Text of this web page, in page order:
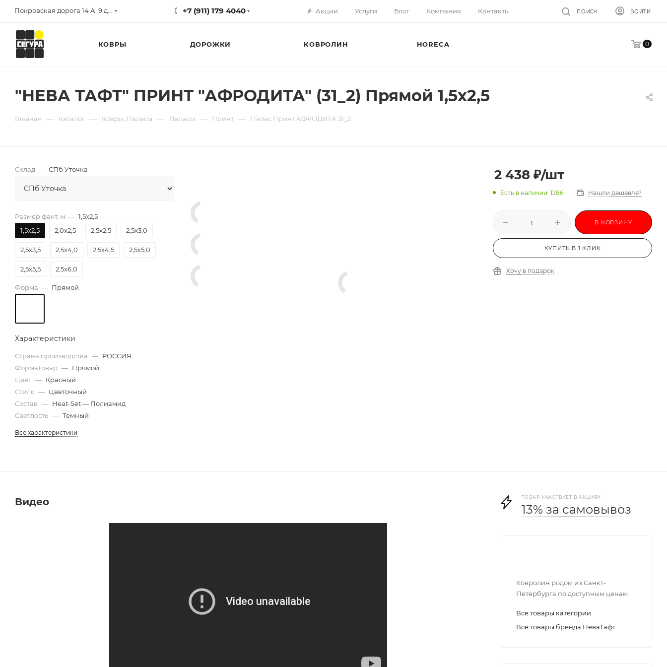
+7 (911) 179 4040 Акции Услуги Блог Компания Контакты ВОЙТИ
ПОИСК
0
КОВРЫ ДОРОЖКИ КОВРОЛИН HORECA
"НЕВА ТАФТ" ПРИНТ "АФРОДИТА" (31_2) Прямой 1,5x2,5
Главная — Каталог — Ковры, Паласы — Паласы — Принт — Палас Принт АФРОДИТА 31_2
Склад — СПб Уточка
Размер факт, м — 1,5х2,5
1,5х2,5
2,0х2,5 2,5х2,5 2,5х3,0
2,5х3,5 2,5х4,0 2,5х4,5 2,5х5,0
2,5х5,5 2,5х6,0
Форма — Прямой
Характеристики
Страна производства — РОССИЯ
ФормаТовар — Прямой
Цвет — Красный
Стиль — Цветочный
Состав — Heat-Set — Полиамид
Светлость — Темный
Все характеристики
2 438 ₽/шт
Есть в наличии: 1286 Нашли дешевле?
В КОРЗИНУ
КУПИТЬ В 1 КЛИК
Хочу в подарок
Видео ТОВАР УЧАСТВУЕТ В АКЦИЯХ
13% за самовывоз
Ковролин родом из Санкт-
Петербурга по доступным ценам.
Все товары категории
Все товары бренда НеваТафт